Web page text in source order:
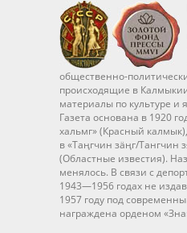
общественно-
происходящие в
материалы по культуре и
Газета основана в 1920
хальмг» (Красный
в «Таңгчин зäңг/Тангчин
(Областные известия).
менялось. В связи с
1943—1956 годах не
1957 году под
награждена орденом